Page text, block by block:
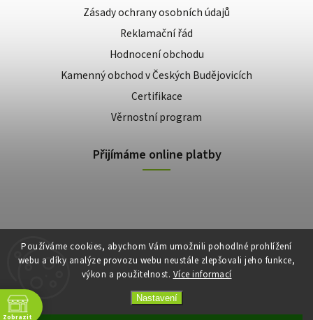
Používáme cookies, abychom Vám umožnili pohodlné prohlížení
webu a díky analýze provozu webu neustále zlepšovali jeho funkce,
výkon a použitelnost. Více informací
Nastavení
Zásady ochrany osobních údajů
Reklamační řád
Hodnocení obchodu
Kamenný obchod v Českých Budějovicích
Certifikace
Věrnostní program
Přijímáme online platby
Copyright 2026E-shop Slunečnice. Všechna práva vyhrazena.
VytvořilShoptet| Design
Zobrazit